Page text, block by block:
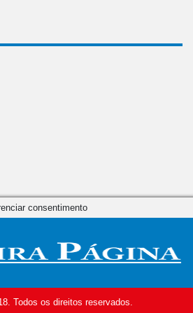
Todos os direitos reservados.
consentimento